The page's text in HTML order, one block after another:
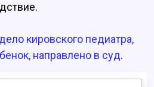
дело кировского педиатра,
направлено в суд.